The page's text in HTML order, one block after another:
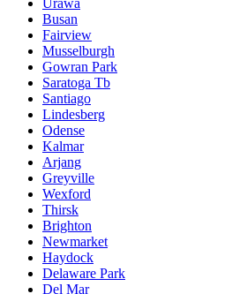
Busan
Fairview
Musselburgh
Gowran Park
Saratoga Tb
Santiago
Lindesberg
Odense
Kalmar
Arjang
Greyville
Wexford
Thirsk
Brighton
Newmarket
Haydock
Delaware Park
Del Mar